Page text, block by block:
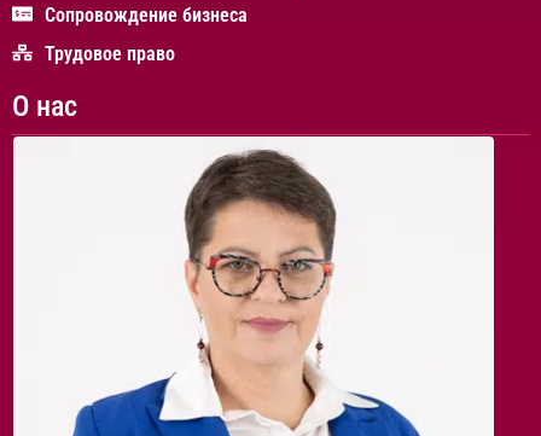
Сопровождение бизнеса
Трудовое право
О нас